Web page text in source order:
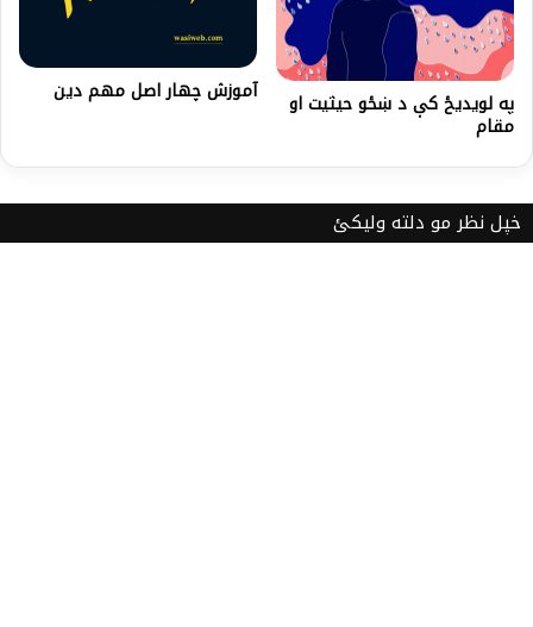
په لويديځ کې د ښځو حيثيت او
مقام
آموزش چهار اصل مهم دین
خپل نظر مو دلته ولیکئ